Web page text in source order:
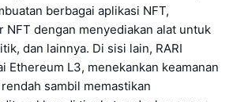
berbagai aplikasi NFT,
NFT dengan menyediakan alat untuk
dan lainnya. Di sisi lain, RARI
Ethereum L3, menekankan keamanan
sambil memastikan